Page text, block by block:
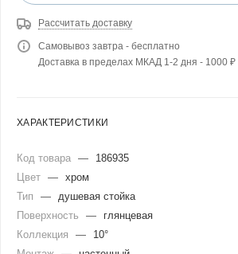
Рассчитать доставку
Самовывоз завтра - бесплатно
Доставка в пределах МКАД 1-2 дня - 1000 ₽
ХАРАКТЕРИСТИКИ
Код товара —
186935
Цвет — хром
Тип
—
душевая стойка
Поверхность
—
глянцевая
Коллекция
—
10°